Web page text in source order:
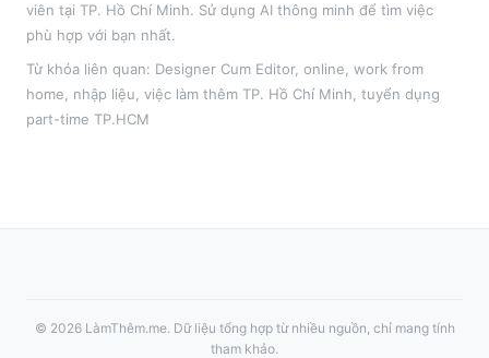
viên tại TP. Hồ Chí Minh. Sử dụng AI thông minh để tìm việc
phù hợp với bạn nhất.
Từ khóa liên quan: Designer Cum Editor, online, work from
home, nhập liệu , việc làm thêm TP. Hồ Chí Minh , tuyển dụng
part-time TP.HCM
© 2026 LàmThêm.me. Dữ liệu tổng hợp từ nhiều nguồn, chỉ mang tính
tham khảo.